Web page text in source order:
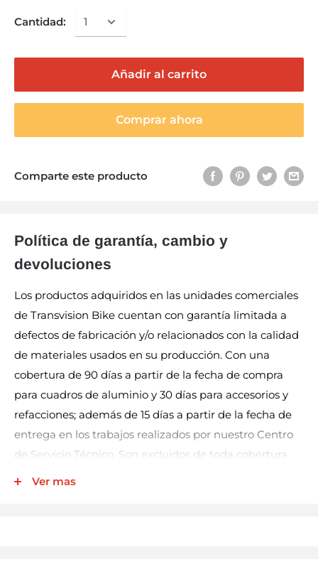
Cantidad:
Añadir al carrito
Comprar ahora
Comparte este producto
Política de garantía, cambio y
devoluciones
Los productos adquiridos en las unidades comerciales
de Transvision Bike cuentan con garantía limitada a
defectos de fabricación y/o relacionados con la calidad
de materiales usados en su producción. Con una
cobertura de 90 días a partir de la fecha de compra
para cuadros de aluminio y 30 días para accesorios y
refacciones; además de 15 días a partir de la fecha de
entrega en los trabajos realizados por nuestro Centro
de Servicio Técnico. Son excluidos de toda cobertura
Ver mas